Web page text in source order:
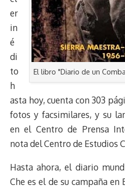
El libro "Diario de un
er
in
é
di
to
h
asta hoy, cuenta con 303
fotos y facsimilares, y su
en el Centro de Prensa
nota del Centro de Estudios
Hasta ahora, el diario
Che es el de su campaña